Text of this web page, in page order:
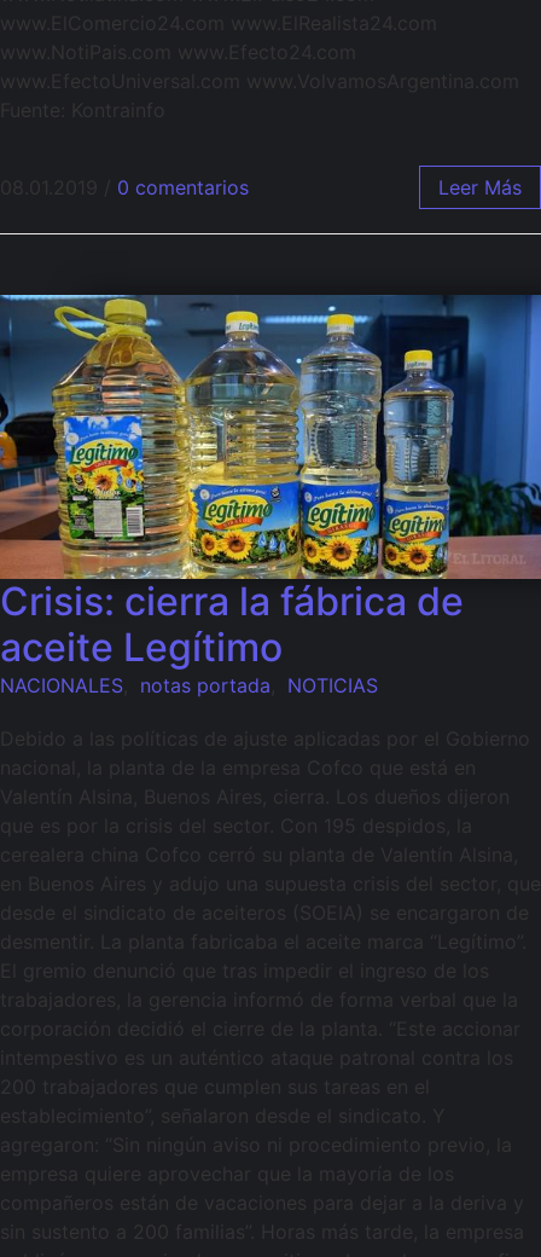
www.ElComercio24.com www.ElRealista24.com
www.NotiPais.com www.Efecto24.com
www.EfectoUniversal.com www.VolvamosArgentina.com
Fuente: Kontrainfo
08.01.2019 0 comentarios Leer Más
Crisis: cierra la fábrica de
aceite Legítimo
NACIONALES notas portada NOTICIAS
Debido a las políticas de ajuste aplicadas por el Gobierno
nacional, la planta de la empresa Cofco que está en
Valentín Alsina, Buenos Aires, cierra. Los dueños dijeron
que es por la crisis del sector. Con 195 despidos, la
cerealera china Cofco cerró su planta de Valentín Alsina,
en Buenos Aires y adujo una supuesta crisis del sector, que
desde el sindicato de aceiteros (SOEIA) se encargaron de
desmentir. La planta fabricaba el aceite marca “Legítimo”.
El gremio denunció que tras impedir el ingreso de los
trabajadores, la gerencia informó de forma verbal que la
corporación decidió el cierre de la planta. “Este accionar
intempestivo es un auténtico ataque patronal contra los
200 trabajadores que cumplen sus tareas en el
establecimiento”, señalaron desde el sindicato. Y
agregaron: “Sin ningún aviso ni procedimiento previo, la
empresa quiere aprovechar que la mayoría de los
compañeros están de vacaciones para dejar a la deriva y
sin sustento a 200 familias”. Horas más tarde, la empresa